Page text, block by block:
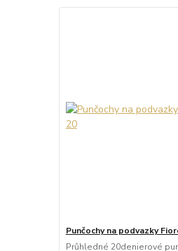
Punčochy na podvazky
Průhledné 20denierové